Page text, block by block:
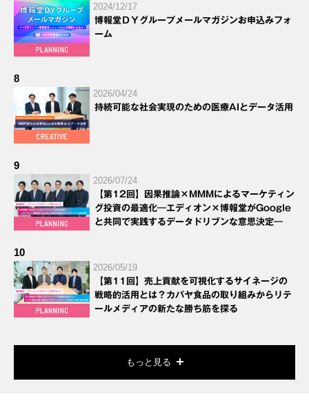
2024/12/17
博報堂ＤＹグループメールマガジンお申込みフォ
ーム
8
2026/04/24
持続可能な社会実現のための医療AIとデータ活用
9
2026/07/24
【第12回】因果推論×MMMによるマーケティン
グ投資の最適化―エディオン×博報堂がGoogle
と共同で実践するデータドリブンな意思決定―
10
2026/05/19
【第11回】売上貢献を可視化するサイネージの
戦略的活用とは？カバヤ食品の取り組みからリテ
ールメディアの新たな勝ち筋を探る
もっと見る